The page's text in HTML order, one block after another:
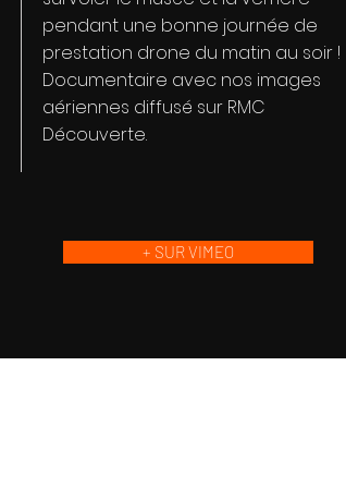
pendant une bonne journée de
prestation drone du matin au soir !
Documentaire avec nos images
aériennes diffusé sur RMC
Découverte.
+ SUR VIMEO